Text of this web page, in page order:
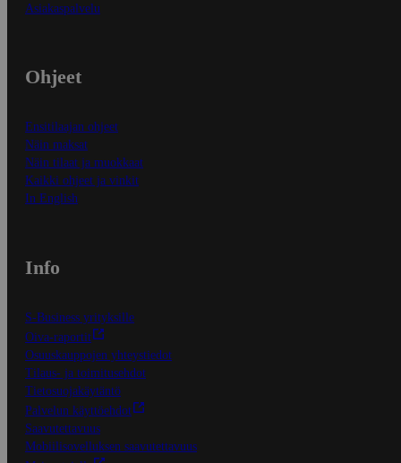
Asiakaspalvelu
Ohjeet
Ensitilaajan ohjeet
Näin maksat
Näin tilaat ja muokkaat
Kaikki ohjeet ja vinkit
In English
Info
S-Business yrityksille
Oiva-raportit
Osuuskauppojen yhteystiedot
Tilaus- ja toimitusehdot
Tietosuojakäytäntö
Palvelun käyttöehdot
Saavutettavuus
Mobiilisovelluksen saavutettavuus